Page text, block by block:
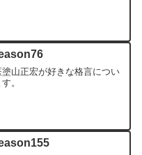
山正宏が好きな格言につい
。